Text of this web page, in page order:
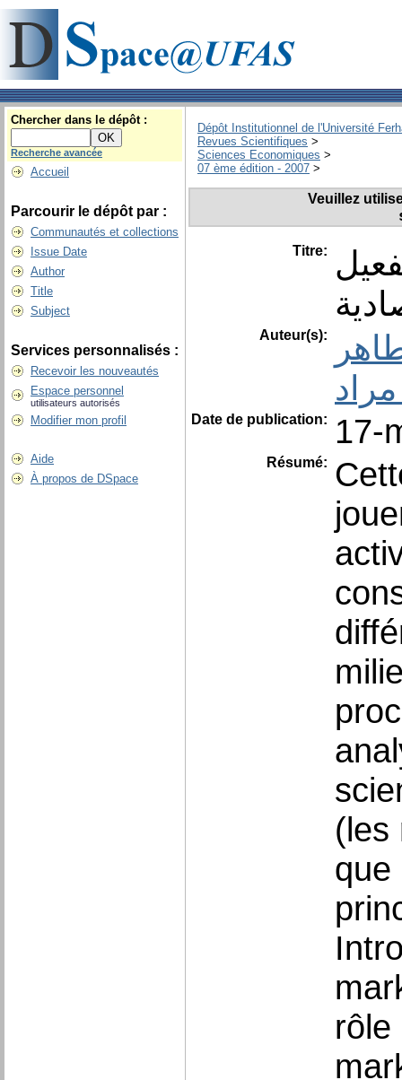
Chercher dans le dépôt :
Recherche avancée
Accueil
Parcourir le dépôt par :
Communautés et collections
Issue Date
Author
Title
Subject
Services personnalisés :
Recevoir les nouveautés
Espace personnel
utilisateurs autorisés
Modifier mon profil
Aide
À propos de DSpace
Dépôt Institutionnel de l'Université
Revues Scientifiques >
Sciences Economiques >
07 ème édition - 2007 >
Veuillez
Titre:
Auteur(s):
Date de publication: 17-
Résumé:
(les
que
rôle